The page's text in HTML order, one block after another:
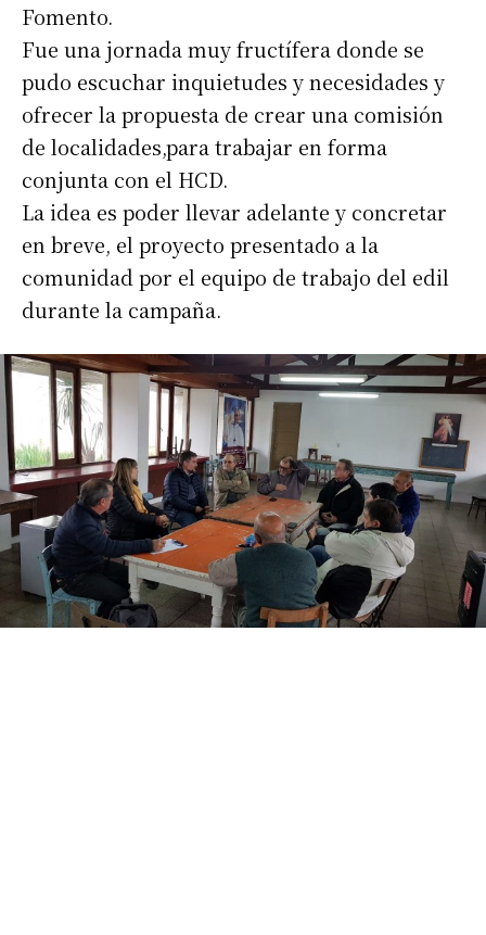
Fomento.
Fue una jornada muy fructífera donde se
pudo escuchar inquietudes y necesidades y
ofrecer la propuesta de crear una comisión
de localidades,para trabajar en forma
conjunta con el HCD.
La idea es poder llevar adelante y concretar
en breve, el proyecto presentado a la
comunidad por el equipo de trabajo del edil
durante la campaña.